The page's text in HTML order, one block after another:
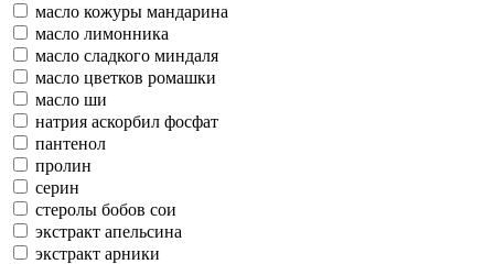
масло кожуры мандарина
масло лимонника
масло сладкого миндаля
масло цветков ромашки
масло ши
натрия аскорбил фосфат
пантенол
пролин
серин
стеролы бобов сои
экстракт апельсина
экстракт арники